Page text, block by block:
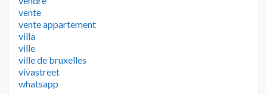
vente
vente appartement
villa
ville
ville de bruxelles
vivastreet
whatsapp